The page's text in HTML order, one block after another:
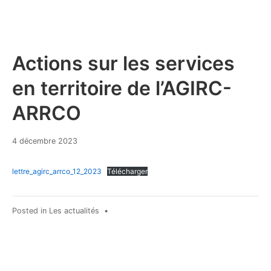
Actions sur les services
en territoire de l’AGIRC-
ARRCO
4 décembre 2023
lettre_agirc_arrco_12_2023 Télécharger
Posted in Les actualités •